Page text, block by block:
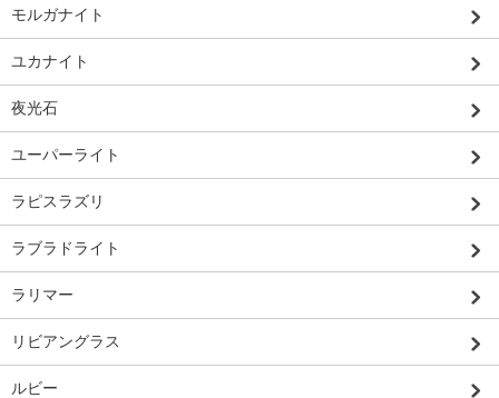
モルガナイト
ユカナイト
夜光石
ユーパーライト
ラピスラズリ
ラブラドライト
ラリマー
リビアングラス
ルビー